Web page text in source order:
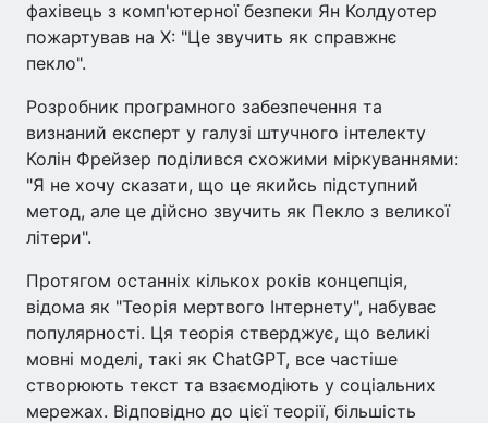
фахівець з комп'ютерної безпеки Ян Колдуотер
пожартував на X: "Це звучить як справжнє
пекло".
Розробник програмного забезпечення та
визнаний експерт у галузі штучного інтелекту
Колін Фрейзер поділився схожими міркуваннями:
"Я не хочу сказати, що це якийсь підступний
метод, але це дійсно звучить як Пекло з великої
літери".
Протягом останніх кількох років концепція,
відома як "Теорія мертвого Інтернету", набуває
популярності. Ця теорія стверджує, що великі
мовні моделі, такі як ChatGPT, все частіше
створюють текст та взаємодіють у соціальних
мережах. Відповідно до цієї теорії, більшість